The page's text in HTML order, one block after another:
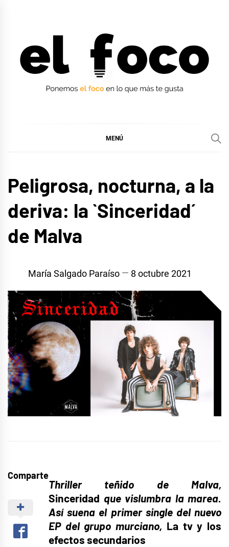
MENÚ
Peligrosa, nocturna, a la
deriva: la `Sinceridad´
de Malva
María Salgado Paraíso 8 octubre 2021
Comparte
Thriller teñido de Malva,
Sinceridad que vislumbra la marea.
Así suena el primer single del nuevo
EP del grupo murciano, La tv y los
efectos secundarios